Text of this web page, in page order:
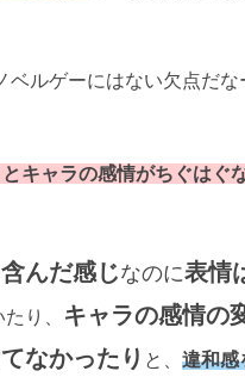
ベルゲーにはない欠点だな
キャラの感情がちぐはぐ
んだ感じなのに表情
り、
キャラの感情の
なかったり と、 違和感